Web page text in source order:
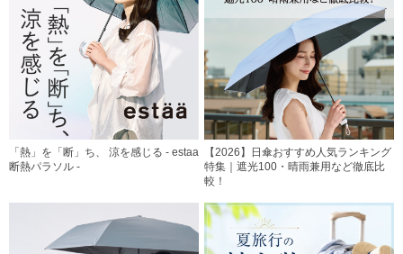
「熱」を「断」ち、 涼を感じる - estaa
断熱パラソル -
【2026】日傘おすすめ人気ランキング
特集｜遮光100・晴雨兼用など徹底比
較！